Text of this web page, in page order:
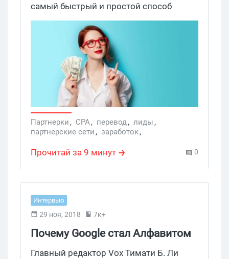
самый быстрый и простой способ
заработать большие деньги онлайн.
Партнерки, CPA, перевод, лиды,
партнерские сети, заработок,
Рекламные сети
Прочитай за 9 минут 0
Интервью
29 ноя, 2018 7к+
Почему Google стал Алфавитом
в 400 словах
Главный редактор Vox Тимати Б. Ли